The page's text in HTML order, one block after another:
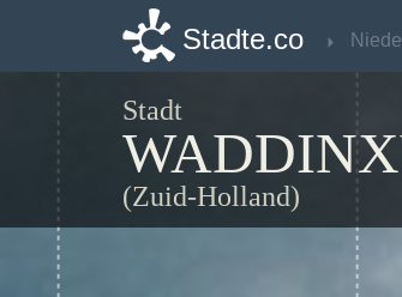
Stadte.co
Stadt
(Zuid-Holland)
Stadte.co